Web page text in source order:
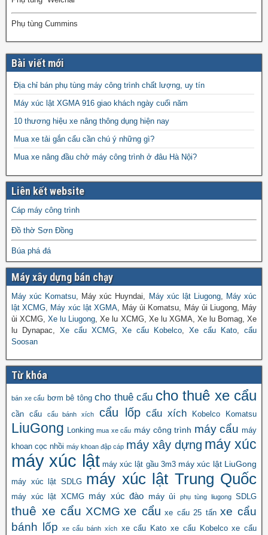
Phụ tùng Cummins
Bài viết mới
Địa chỉ bán phụ tùng máy công trình chất lượng, uy tín
Máy xúc lật XGMA 916 giao khách ngày cuối năm
10 thương hiệu xe nâng thông dụng hiện nay
Mua xe tải gắn cẩu cần chú ý những gì?
Mua xe nâng đầu chở máy công trình ở đâu Hà Nội?
Liên kết website
Cáp máy công trình
Đồ thờ Sơn Đồng
Búa phá đá
Máy xây dựng bán chạy
Máy xúc Komatsu , Máy xúc Huyndai, Máy xúc lật Liugong,
Máy xúc
lật XCMG
Máy xúc lật XGMA, Máy ủi Komatsu, Máy ủi Liugong, Máy
ủi XCMG,Xe lu Liugong , Xe lu XCMG, Xe lu XGMA, Xe lu Bomag, Xe
lu Dynapac, Xe cẩu XCMG Xe cẩu Kobelco Xe cẩu Kato
cẩu
Soosan
Từ khóa
bán xe cẩu bơm bê tông cho thuê cẩu cho thuê xe cẩu
cần cẩu cẩu bánh xích cẩu lốp cẩu xích Kobelco Komatsu
LiuGong Lonking mua xe cẩu máy công trình máy cẩu máy
khoan cọc nhồi máy khoan đập cáp máy xây dựng máy xúc
máy xúc lật máy xúc lật gầu 3m3 máy xúc lật LiuGong
máy xúc lật SDLG máy xúc lật Trung Quốc
máy xúc lật XCMG máy xúc đào máy ủi phụ tùng liugong SDLG
thuê xe cẩu XCMG xe cẩu xe cẩu 25 tấn xe cẩu
bánh lốp
xe cẩu bánh xích xe cẩu Kato xe cẩu Kobelco xe cẩu